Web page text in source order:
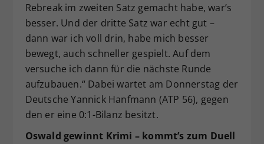
Rebreak im zweiten Satz gemacht habe, war’s
besser. Und der dritte Satz war echt gut –
dann war ich voll drin, habe mich besser
bewegt, auch schneller gespielt. Auf dem
versuche ich dann für die nächste Runde
aufzubauen.“ Dabei wartet am Donnerstag der
Deutsche Yannick Hanfmann (ATP 56), gegen
den er eine 0:1-Bilanz besitzt.
Oswald gewinnt Krimi – kommt’s zum Duell